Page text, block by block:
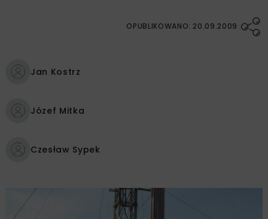
OPUBLIKOWANO: 20.09.2009
Jan Kostrz
Józef Mitka
Czesław Sypek